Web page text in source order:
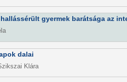
gyermek barátsága az
dalai
Klára